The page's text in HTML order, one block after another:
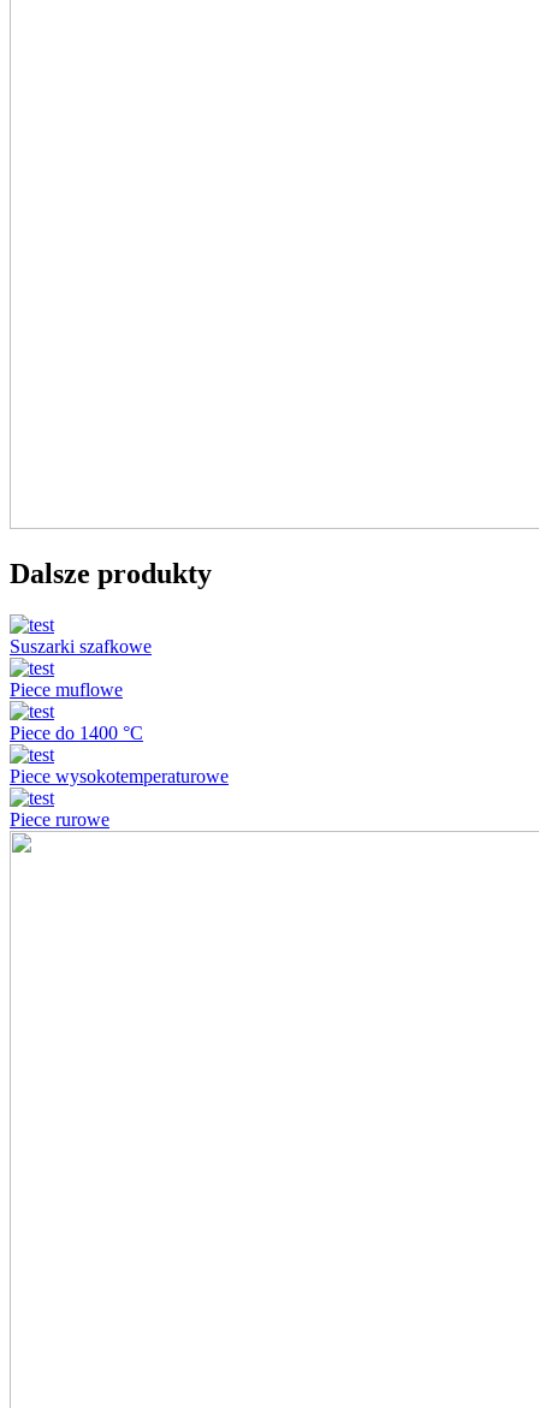
Dalsze produkty
Suszarki szafkowe
Piece muflowe
Piece do 1400 °C
Piece wysokotemperaturowe
Piece rurowe